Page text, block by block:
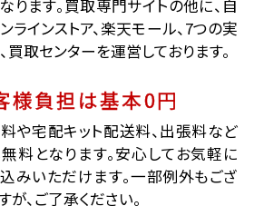
ります。買取専門サイトの他に、自
ラインストア、楽天モール、7つの実
買取センターを運営しております。
様負担は基本0円
や宅配キット配送料、出張料など
料となります。安心してお気軽に
みいただけます。一部例外もござ
が、ご了承ください。